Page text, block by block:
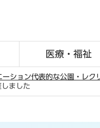
医療・福祉
ーション代表的な公園・レク
しました